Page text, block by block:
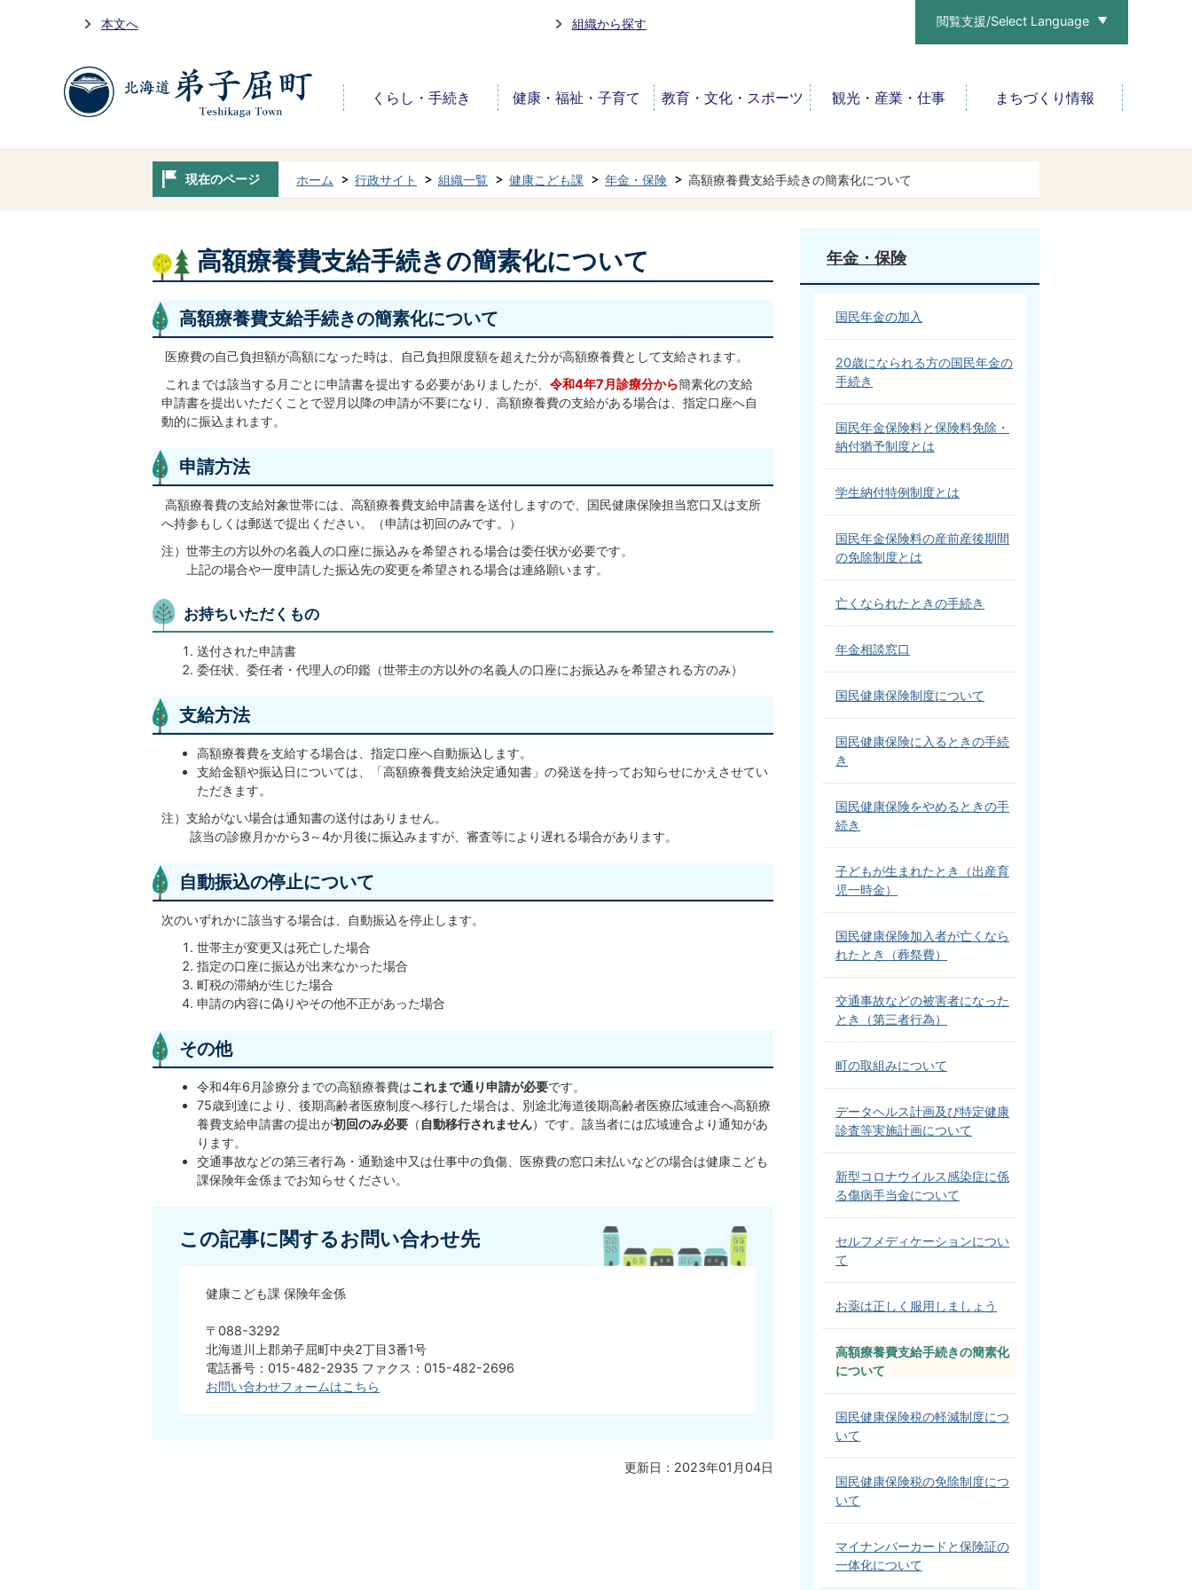
本文へ 組織から探す 閲覧支援/Select Language
くらし・手続き 健康・福祉・子育て 教育・文化・スポーツ 観光・産業・仕事 まちづくり情報
現在のページ ホーム 行政サイト 組織一覧 健康こども課 年金・保険 高額療養費支給手続きの簡素化について
高額療養費支給手続きの簡素化について
高額療養費支給手続きの簡素化について
医療費の自己負担額が高額になった時は、自己負担限度額を超えた分が高額療養費として支給されます。
これまでは該当する月ごとに申請書を提出する必要がありましたが、 令和4年7月診療分から簡素化の支給
申請書を提出いただくことで翌月以降の申請が不要になり、高額療養費の支給がある場合は、指定口座へ自
動的に振込まれます。
申請方法
高額療養費の支給対象世帯には、高額療養費支給申請書を送付しますので、国民健康保険担当窓口又は支所
へ持参もしくは郵送で提出ください。（申請は初回のみです。）
注）世帯主の方以外の名義人の口座に振込みを希望される場合は委任状が必要です。
上記の場合や一度申請した振込先の変更を希望される場合は連絡願います。
お持ちいただくもの
送付された申請書
委任状、委任者・代理人の印鑑（世帯主の方以外の名義人の口座にお振込みを希望される方のみ）
支給方法
高額療養費を支給する場合は、指定口座へ自動振込します。
支給金額や振込日については、「高額療養費支給決定通知書」の発送を持ってお知らせにかえさせてい
ただきます。
注）支給がない場合は通知書の送付はありません。
該当の診療月かから3～4か月後に振込みますが、審査等により遅れる場合があります。
自動振込の停止について
次のいずれかに該当する場合は、自動振込を停止します。
世帯主が変更又は死亡した場合
指定の口座に振込が出来なかった場合
町税の滞納が生じた場合
申請の内容に偽りやその他不正があった場合
その他
令和4年6月診療分までの高額療養費はこれまで通り申請が必要です。
75歳到達により、後期高齢者医療制度へ移行した場合は、別途北海道後期高齢者医療広域連合へ高額療
養費支給申請書の提出が初回のみ必要 （ 自動移行されません）です。該当者には広域連合より通知があ
ります。
交通事故などの第三者行為・通勤途中又は仕事中の負傷、医療費の窓口未払いなどの場合は健康こども
課保険年金係までお知らせください。
この記事に関するお問い合わせ先
健康こども課 保険年金係
〒088-3292
北海道川上郡弟子屈町中央2丁目3番1号
電話番号：015-482-2935 ファクス：015-482-2696
お問い合わせフォームはこちら
更新日：2023年01月04日
年金・保険
国民年金の加入
20歳になられる方の国民年金の
手続き
国民年金保険料と保険料免除・
納付猶予制度とは
学生納付特例制度とは
国民年金保険料の産前産後期間
の免除制度とは
亡くなられたときの手続き
年金相談窓口
国民健康保険制度について
国民健康保険に入るときの手続
き
国民健康保険をやめるときの手
続き
子どもが生まれたとき（出産育
児一時金）
国民健康保険加入者が亡くなら
れたとき（葬祭費）
交通事故などの被害者になった
とき（第三者行為）
町の取組みについて
データヘルス計画及び特定健康
診査等実施計画について
新型コロナウイルス感染症に係
る傷病手当金について
セルフメディケーションについ
て
お薬は正しく服用しましょう
高額療養費支給手続きの簡素化
について
国民健康保険税の軽減制度につ
いて
国民健康保険税の免除制度につ
いて
マイナンバーカードと保険証の
一体化について